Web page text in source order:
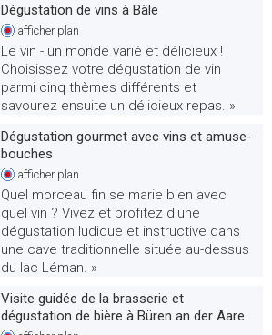
Dégustation de vins à Bâle
afficherplan
Le vin - un monde varié et délicieux !
Choisissez votre dégustation de vin
parmi cinq thèmes différents et
savourez ensuite un délicieux repas. »
Dégustation gourmet avec vins et amuse-
bouches
afficherplan
Quel morceau fin se marie bien avec
quel vin ? Vivez et profitez d'une
dégustation ludique et instructive dans
une cave traditionnelle située au-dessus
du lac Léman. »
Visite guidée de la brasserie et
dégustation de bière à Büren an der Aare